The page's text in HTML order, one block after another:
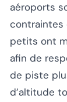
aéroports
contraintes
petits ont
afin de
de piste
d’altitude